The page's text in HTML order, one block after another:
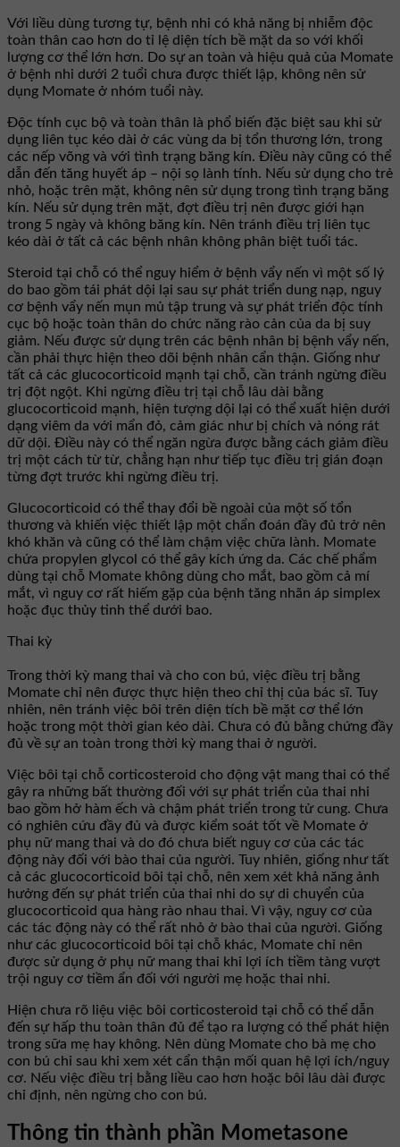
Với liều dùng tương tự, bệnh nhi có khả năng bị nhiễm độc
toàn thân cao hơn do tỉ lệ diện tích bề mặt da so với khối
lượng cơ thể lớn hơn. Do sự an toàn và hiệu quả của Momate
ở bệnh nhi dưới 2 tuổi chưa được thiết lập, không nên sử
dụng Momate ở nhóm tuổi này.
Độc tính cục bộ và toàn thân là phổ biến đặc biệt sau khi sử
dụng liên tục kéo dài ở các vùng da bị tổn thương lớn, trong
các nếp võng và với tình trạng băng kín. Điều này cũng có thể
dẫn đến tăng huyết áp – nội sọ lành tính. Nếu sử dụng cho trẻ
nhỏ, hoặc trên mặt, không nên sử dụng trong tình trạng băng
kín. Nếu sử dụng trên mặt, đợt điều trị nên được giới hạn
trong 5 ngày và không băng kín. Nên tránh điều trị liên tục
kéo dài ở tất cả các bệnh nhân không phân biệt tuổi tác.
Steroid tại chỗ có thể nguy hiểm ở bệnh vẩy nến vì một số lý
do bao gồm tái phát dội lại sau sự phát triển dung nạp, nguy
cơ bệnh vẩy nến mụn mủ tập trung và sự phát triển độc tính
cục bộ hoặc toàn thân do chức năng rào cản của da bị suy
giảm. Nếu được sử dụng trên các bệnh nhân bị bệnh vẩy nến,
cần phải thực hiện theo dõi bệnh nhân cẩn thận. Giống như
tất cả các glucocorticoid mạnh tại chỗ, cần tránh ngừng điều
trị đột ngột. Khi ngừng điều trị tại chỗ lâu dài bằng
glucocorticoid mạnh, hiện tượng dội lại có thể xuất hiện dưới
dạng viêm da với mẩn đỏ, cảm giác như bị chích và nóng rát
dữ dội. Điều này có thể ngăn ngừa được bằng cách giảm điều
trị một cách từ từ, chẳng hạn như tiếp tục điều trị gián đoạn
từng đợt trước khi ngừng điều trị.
Glucocorticoid có thể thay đổi bề ngoài của một số tổn
thương và khiến việc thiết lập một chẩn đoán đầy đủ trở nên
khó khăn và cũng có thể làm chậm việc chữa lành. Momate
chứa propylen glycol có thể gây kích ứng da. Các chế phẩm
dùng tại chỗ Momate không dùng cho mắt, bao gồm cả mí
mắt, vì nguy cơ rất hiếm gặp của bệnh tăng nhãn áp simplex
hoặc đục thủy tinh thể dưới bao.
Thai kỳ
Trong thời kỳ mang thai và cho con bú, việc điều trị bằng
Momate chỉ nên được thực hiện theo chỉ thị của bác sĩ. Tuy
nhiên, nên tránh việc bôi trên diện tích bề mặt cơ thể lớn
hoặc trong một thời gian kéo dài. Chưa có đủ bằng chứng đầy
đủ về sự an toàn trong thời kỳ mang thai ở người.
Việc bôi tại chỗ corticosteroid cho động vật mang thai có thể
gây ra những bất thường đối với sự phát triển của thai nhi
bao gồm hở hàm ếch và chậm phát triển trong tử cung. Chưa
có nghiên cứu đầy đủ và được kiểm soát tốt về Momate ở
phụ nữ mang thai và do đó chưa biết nguy cơ của các tác
động này đối với bào thai của người. Tuy nhiên, giống như tất
cả các glucocorticoid bôi tại chỗ, nên xem xét khả năng ảnh
hưởng đến sự phát triển của thai nhi do sự di chuyển của
glucocorticoid qua hàng rào nhau thai. Vì vậy, nguy cơ của
các tác động này có thể rất nhỏ ở bào thai của người. Giống
như các glucocorticoid bôi tại chỗ khác, Momate chỉ nên
được sử dụng ở phụ nữ mang thai khi lợi ích tiềm tàng vượt
trội nguy cơ tiềm ẩn đối với người mẹ hoặc thai nhi.
Hiện chưa rõ liệu việc bôi corticosteroid tại chỗ có thể dẫn
đến sự hấp thu toàn thân đủ để tạo ra lượng có thể phát hiện
trong sữa mẹ hay không. Nên dùng Momate cho bà mẹ cho
con bú chỉ sau khi xem xét cẩn thận mối quan hệ lợi ích/nguy
cơ. Nếu việc điều trị bằng liều cao hơn hoặc bôi lâu dài được
chỉ định, nên ngừng cho con bú.
Thông tin thành phần Mometasone